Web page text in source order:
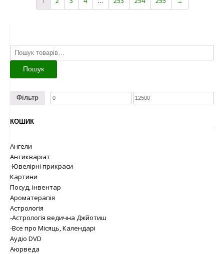
Шукати:
Пошук
Фільтр
КОШИК
Ангели
Антикваріат
-Ювелірні прикраси
Картини
Посуд, інвентар
Ароматерапія
Астрологія
-Астрологія ведична Джйотиш
-Все про Місяць, Календарі
Аудіо DVD
Аюрведа